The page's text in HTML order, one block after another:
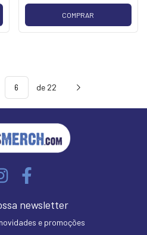
COMPRAR
de 22
newsletter
e promoções